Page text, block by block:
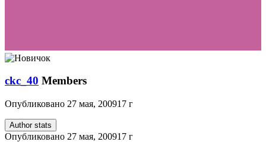
ckc_40 Members
Опубликовано 27 мая, 200917 г
Author stats
Опубликовано 27 мая, 200917 г